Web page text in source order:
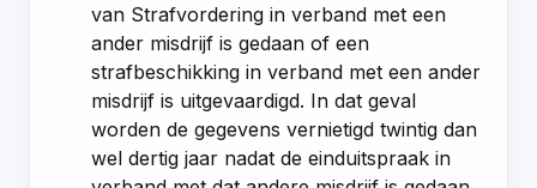
van Strafvordering in verband met een
ander misdrijf is gedaan of een
strafbeschikking in verband met een ander
misdrijf is uitgevaardigd. In dat geval
worden de gegevens vernietigd twintig dan
wel dertig jaar nadat de einduitspraak in